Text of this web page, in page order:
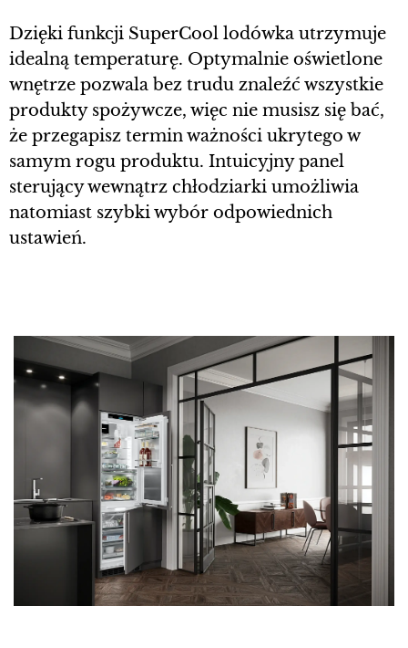
Dzięki funkcji SuperCool lodówka utrzymuje
idealną temperaturę. Optymalnie oświetlone
wnętrze pozwala bez trudu znaleźć wszystkie
produkty spożywcze, więc nie musisz się bać,
że przegapisz termin ważności ukrytego w
samym rogu produktu. Intuicyjny panel
sterujący wewnątrz chłodziarki umożliwia
natomiast szybki wybór odpowiednich
ustawień.